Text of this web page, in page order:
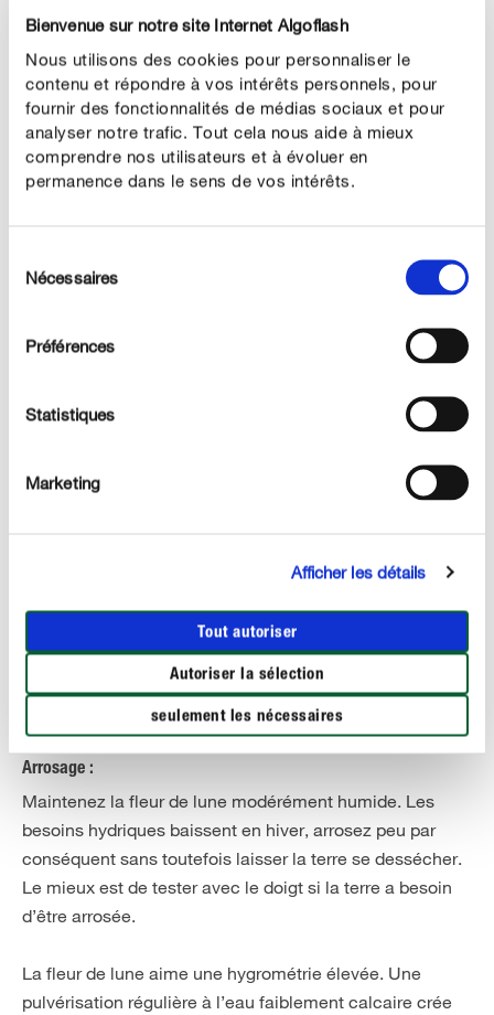
Bienvenue sur notre site Internet Algoflash
Nous utilisons des cookies pour personnaliser le
contenu et répondre à vos intérêts personnels, pour
fournir des fonctionnalités de médias sociaux et pour
analyser notre trafic. Tout cela nous aide à mieux
comprendre nos utilisateurs et à évoluer en
permanence dans le sens de vos intérêts.
duNécessaires
Préférences
Statistiques
Marketing
Afficher les détails
Tout autoriser
Autoriser la sélection
seulement les nécessaires
au printemps. Pour le rempotage, nous conseillons
d’utiliser notre terreau pour plantes fleuries. Il est
également possible de cultiver la fleur de lune en
hydroponie. Dans ce cas, le mode de culture ne doit pas
varier après rempotage.
Séparez 3 feuilles ou plus et plantez-les dans un
ENTRETENIR CORRECTEMENT
Entretien d'une fleur de lune
Arrosage :
Maintenez la fleur de lune modérément humide. Les
besoins hydriques baissent en hiver, arrosez peu par
conséquent sans toutefois laisser la terre se dessécher.
Le mieux est de tester avec le doigt si la terre a besoin
d’être arrosée.
La fleur de lune aime une hygrométrie élevée. Une
pulvérisation régulière à l’eau faiblement calcaire crée